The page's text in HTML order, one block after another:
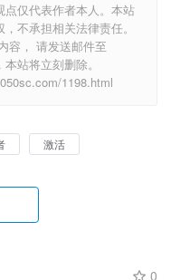
仅代表作者本人。本站
不承担相关法律责任。
容， 请发送邮件至
站将立刻删除。
1198.html
激活
0